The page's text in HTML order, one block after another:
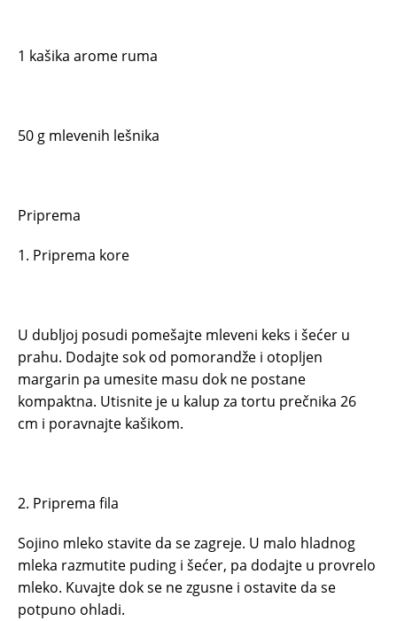
1 kašika arome ruma
50 g mlevenih lešnika
Priprema
1. Priprema kore
U dubljoj posudi pomešajte mleveni keks i šećer u
prahu. Dodajte sok od pomorandže i otopljen
margarin pa umesite masu dok ne postane
kompaktna. Utisnite je u kalup za tortu prečnika 26
cm i poravnajte kašikom.
2. Priprema fila
Sojino mleko stavite da se zagreje. U malo hladnog
mleka razmutite puding i šećer, pa dodajte u provrelo
mleko. Kuvajte dok se ne zgusne i ostavite da se
potpuno ohladi.